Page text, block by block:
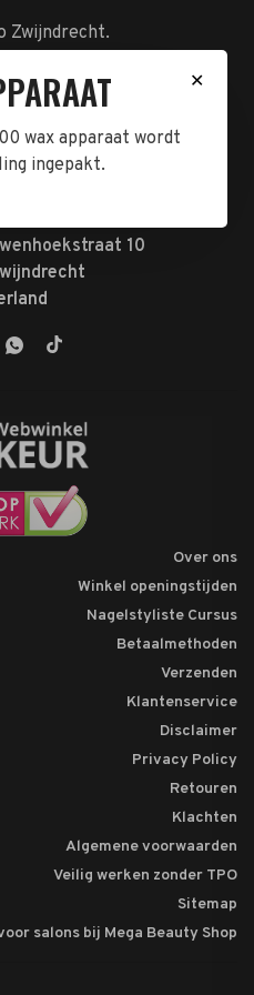
Zwijndrecht.
7370074
10
Over ons
Winkel openingstijden
Nagelstyliste Cursus
Betaalmethoden
Verzenden
Klantenservice
Disclaimer
Privacy Policy
Retouren
Klachten
Algemene voorwaarden
Veilig werken zonder TPO
Sitemap
salons bij Mega Beauty Shop
✕
wax apparaat wordt
ingepakt.